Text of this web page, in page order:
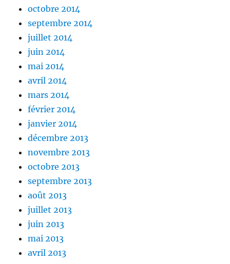
octobre 2014
septembre 2014
juillet 2014
juin 2014
mai 2014
avril 2014
mars 2014
février 2014
janvier 2014
décembre 2013
novembre 2013
octobre 2013
septembre 2013
août 2013
juillet 2013
juin 2013
mai 2013
avril 2013